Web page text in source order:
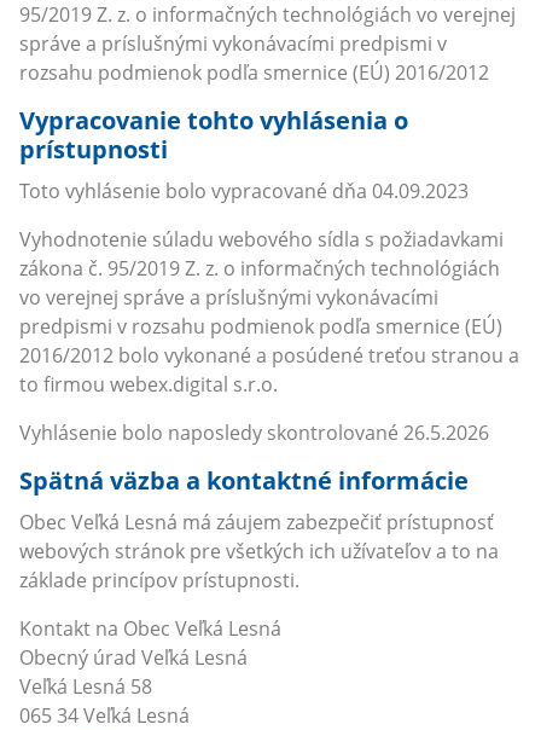
95/2019 Z. z. o informačných technológiách vo verejnej
správe a príslušnými vykonávacími predpismi v
rozsahu podmienok podľa smernice (EÚ) 2016/2012
Vypracovanie tohto vyhlásenia o
prístupnosti
Toto vyhlásenie bolo vypracované dňa 04.09.2023
Vyhodnotenie súladu webového sídla s požiadavkami
zákona č. 95/2019 Z. z. o informačných technológiách
vo verejnej správe a príslušnými vykonávacími
predpismi v rozsahu podmienok podľa smernice (EÚ)
2016/2012 bolo vykonané a posúdené treťou stranou a
to firmou webex.digital s.r.o.
Vyhlásenie bolo naposledy skontrolované 26.5.2026
Spätná väzba a kontaktné informácie
Obec Veľká Lesná má záujem zabezpečiť prístupnosť
webových stránok pre všetkých ich užívateľov a to na
základe princípov prístupnosti.
Kontakt na Obec Veľká Lesná
Obecný úrad Veľká Lesná
Veľká Lesná 58
065 34 Veľká Lesná